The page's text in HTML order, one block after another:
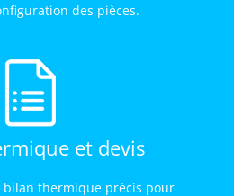
des pièces.
et devis
bilan thermique précis pour